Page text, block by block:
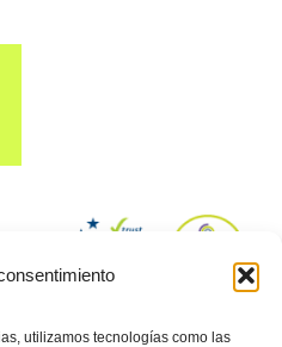
utilizamos tecnologías como las
reservados.